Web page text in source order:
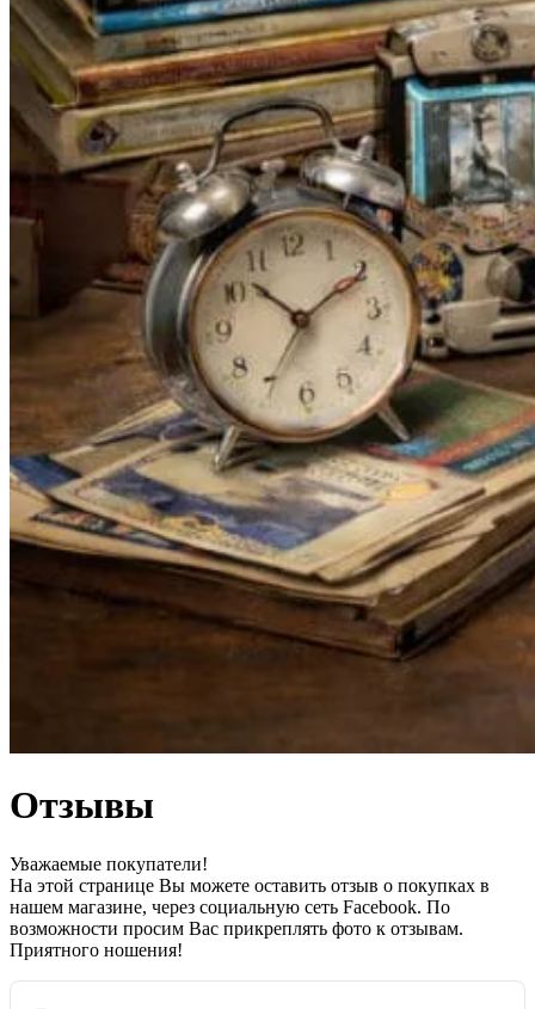
Отзывы
Уважаемые покупатели!
На этой странице Вы можете оставить отзыв о покупках в
нашем магазине, через социальную сеть Facebook. По
возможности просим Вас прикреплять фото к отзывам.
Приятного ношения!